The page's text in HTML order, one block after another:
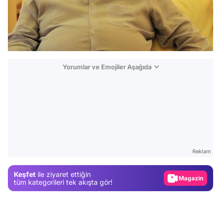
Yorumlar ve Emojiler Aşağıda
Reklam
Keşfet ile ziyaret ettiğin
tüm kategorileri tek akışta gör!
Magazin